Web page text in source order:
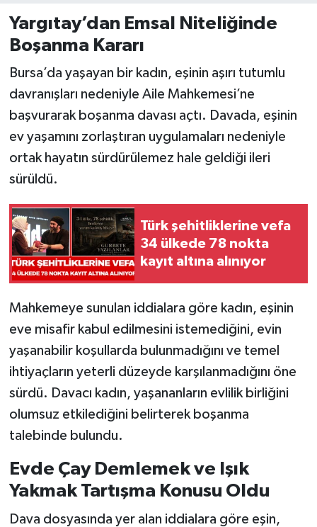
Yargıtay’dan Emsal Niteliğinde
Boşanma Kararı
Bursa’da yaşayan bir kadın, eşinin aşırı tutumlu
davranışları nedeniyle Aile Mahkemesi’ne
başvurarak boşanma davası açtı. Davada, eşinin
ev yaşamını zorlaştıran uygulamaları nedeniyle
ortak hayatın sürdürülemez hale geldiği ileri
sürüldü.
Türk şehitliklerine vefa
34 ülkede 78 nokta
kayıt altına alınıyor
Mahkemeye sunulan iddialara göre kadın, eşinin
eve misafir kabul edilmesini istemediğini, evin
yaşanabilir koşullarda bulunmadığını ve temel
ihtiyaçların yeterli düzeyde karşılanmadığını öne
sürdü. Davacı kadın, yaşananların evlilik birliğini
olumsuz etkilediğini belirterek boşanma
talebinde bulundu.
Evde Çay Demlemek ve Işık
Yakmak Tartışma Konusu Oldu
Dava dosyasında yer alan iddialara göre eşin,